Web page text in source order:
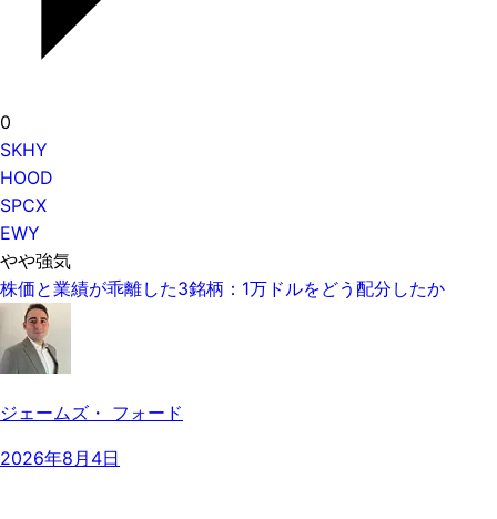
0
SKHY
HOOD
SPCX
EWY
やや強気
株価と業績が乖離した3銘柄：1万ドルをどう配分したか
ジェームズ・ フォード
2026年8月4日